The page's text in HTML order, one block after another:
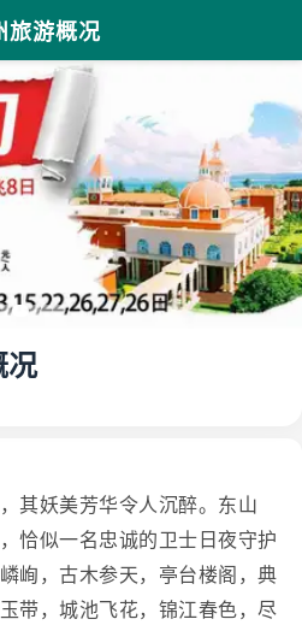
旅游概况
况
其妖美芳华令人沉醉。东山
恰似一名忠诚的卫士日夜守护
峋，古木参天，亭台楼阁，典
带，城池飞花，锦江春色，尽